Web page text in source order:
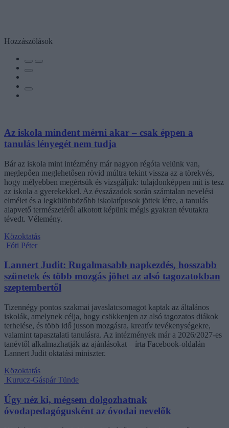
Hozzászólások
Az iskola mindent mérni akar – csak éppen a
tanulás lényegét nem tudja
Bár az iskola mint intézmény már nagyon régóta velünk van,
meglepően meglehetősen rövid múltra tekint vissza az a törekvés,
hogy mélyebben megértsük és vizsgáljuk: tulajdonképpen mit is tesz
az iskola a gyerekekkel. Az évszázadok során számtalan nevelési
elmélet és a legkülönbözőbb iskolatípusok jöttek létre, a tanulás
alapvető természetéről alkotott képünk mégis gyakran tévutakra
tévedt. Vélemény.
Közoktatás
Fóti Péter
Lannert Judit: Rugalmasabb napkezdés, hosszabb
szünetek és több mozgás jöhet az alsó tagozatokban
szeptembertől
Tizennégy pontos szakmai javaslatcsomagot kaptak az általános
iskolák, amelynek célja, hogy csökkenjen az alsó tagozatos diákok
terhelése, és több idő jusson mozgásra, kreatív tevékenységekre,
valamint tapasztalati tanulásra. Az intézmények már a 2026/2027-es
tanévtől alkalmazhatják az ajánlásokat – írta Facebook-oldalán
Lannert Judit oktatási miniszter.
Közoktatás
Kurucz-Gáspár Tünde
Úgy néz ki, mégsem dolgozhatnak
óvodapedagógusként az óvodai nevelők